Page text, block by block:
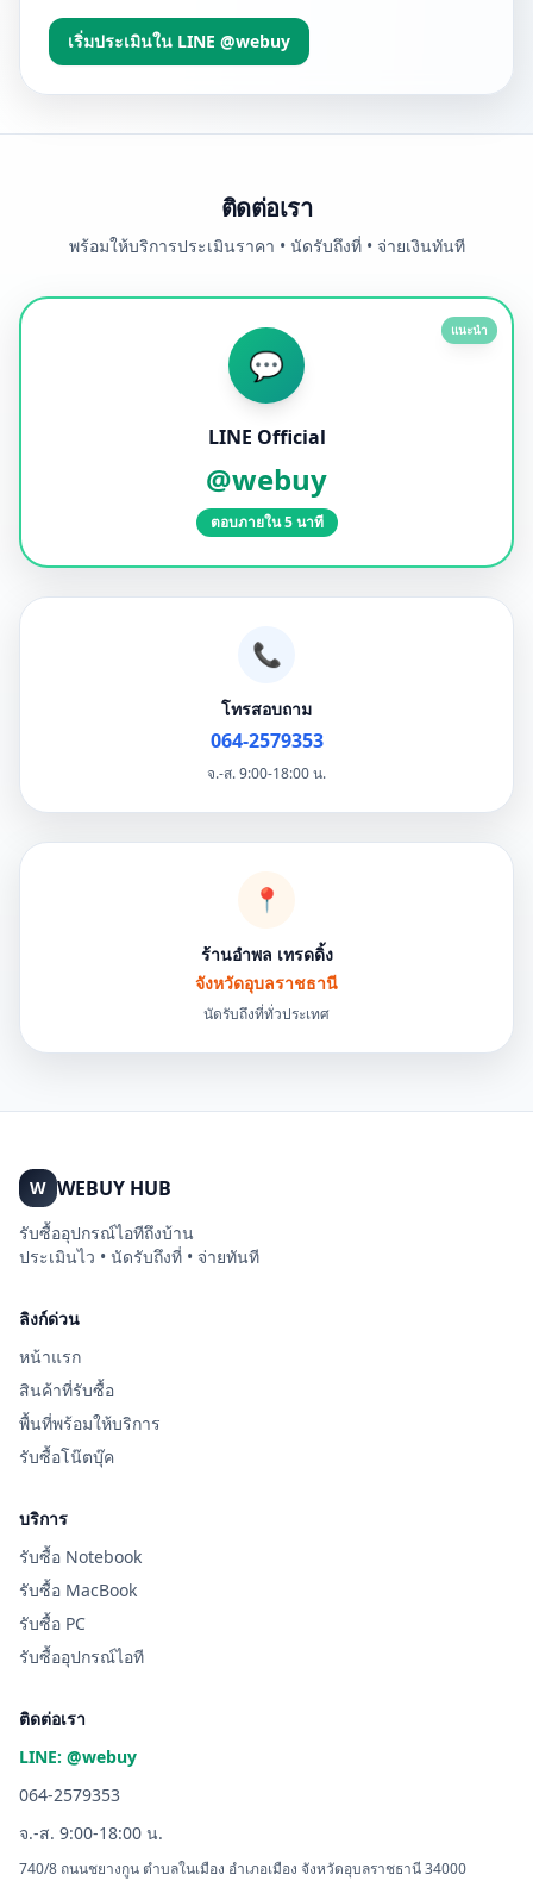
เริ่มประเมินใน LINE @webuy
ติดต่อเรา
พร้อมให้บริการประเมินราคา • นัดรับถึงที่ • จ่ายเงินทันที
แนะนำ
💬
LINE Official
@webuy
ตอบภายใน 5 นาที
📞
โทรสอบถาม
064-2579353
จ.-ส. 9:00-18:00 น.
📍
ร้านอำพล เทรดดิ้ง
จังหวัดอุบลราชธานี
นัดรับถึงที่ทั่วประเทศ
W WEBUY HUB
รับซื้ออุปกรณ์ไอทีถึงบ้าน
ประเมินไว • นัดรับถึงที่ • จ่ายทันที
ลิงก์ด่วน
หน้าแรก
สินค้าที่รับซื้อ
พื้นที่พร้อมให้บริการ
รับซื้อโน๊ตบุ๊ค
บริการ
รับซื้อ Notebook
รับซื้อ MacBook
รับซื้อ PC
รับซื้ออุปกรณ์ไอที
ติดต่อเรา
LINE: @webuy
064-2579353
จ.-ส. 9:00-18:00 น.
740/8 ถนนชยางกูน ตำบลในเมือง อำเภอเมือง จังหวัดอุบลราชธานี 34000